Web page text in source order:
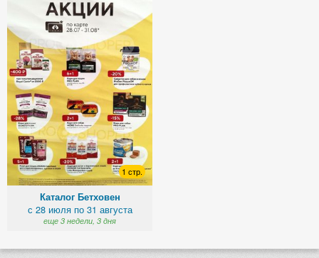
1 стр.
Каталог Бетховен
с 28 июля по 31 августа
еще 3 недели, 3 дня